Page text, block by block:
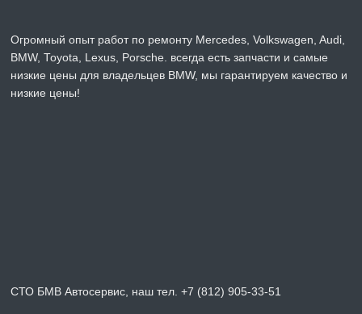
Огромный опыт работ по ремонту Mercedes, Volkswagen, Audi,
BMW, Toyota, Lexus, Porsche. всегда есть запчасти и самые
низкие цены для владельцев BMW, мы гарантируем качество и
низкие цены!
СТО БМВ Автосервис, наш тел. +7 (812) 905-33-51